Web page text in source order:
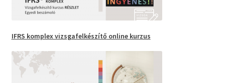
IFRS komplex vizsgafelkészítő online kurzus